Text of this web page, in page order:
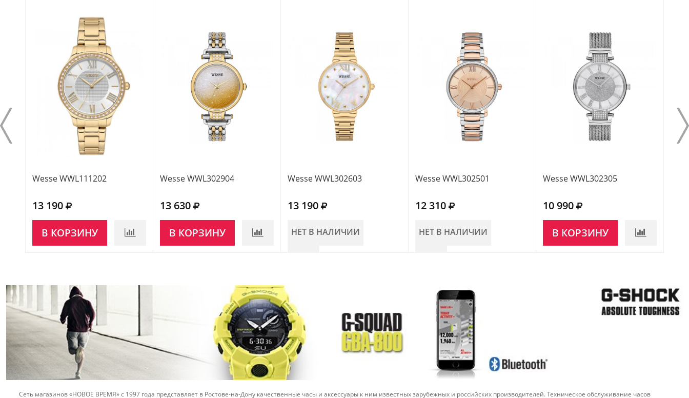
Wesse WWL111202
13 190
В КОРЗИНУ
Wesse WWL302904
13 630
В КОРЗИНУ
Wesse WWL302603
13 190
НЕТ В НАЛИЧИИ
Wesse WWL302501
12 310
НЕТ В НАЛИЧИИ
Wesse WWL302305
10 990
В КОРЗИНУ
Сеть магазинов «НОВОЕ ВРЕМЯ» с 1997 года представляет в Ростове-на-Дону качественные часы и аксессуары к ним известных зарубежных и российских производителей. Техническое обслуживание часов